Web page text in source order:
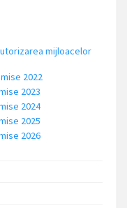
mijloacelor
2022
2023
2024
2025
2026